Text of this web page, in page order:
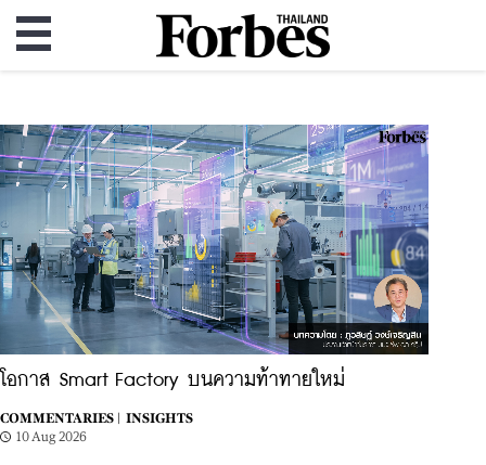
โอกาส Smart Factory บนความท้าทายใหม่
COMMENTARIES |
INSIGHTS
10 Aug 2026